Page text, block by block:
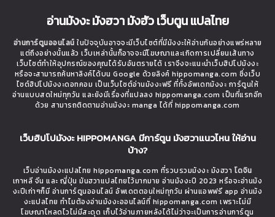
อ่านมังงะ มังฮวา มังฮัว เว็บตูน แปลไทย
อ่านการ์ตูนออนไลน์ ในปัจจุบันอาจจะมีเว็บไซต์ที่มีมังงะให้อ่านกันอย่างแพร่หลาย
แต่ถึงอย่างนั้นแล้ว เว็บเหล่านั้นก็อาจจะมีโฆษณาและเกิดการเปลี่ยนเส้นทาง
เว็บไซต์ทำให้อุปกรณ์ของคุณได้รับอันตรายได้ เราจึงจะแนะนำเว็บฮิปโปมังงะ
หรือจะสามารถค้นหาลิงค์ได้บน Google ด้วยลิงค์ hippomanga.com ซึ่งเว็บ
ไซต์ฮิปโปมังงะดอทคอม เป็นเว็บไซต์อ่านมังงะฟรี ที่ทั้งอัพเดทมังงะ การ์ตูนให้
อ่านแบบสดใหม่ทุกวัน และยังมีเรื่องที่แปลลง hippomanga.com เป็นที่แรกอีก
ด้วย สามารถติดตามอ่านมังงะ manga ได้ที่ hippomanga.com
เว็บฮิปโปมังงะ HIPPOMANGA มีการ์ตูน มังฮวาแนวไหน ให้อ่าน
บ้าง?
เว็บอ่านมังงะแปลไทย hippomanga.com ที่รวบรวมมังงะ มังฮวา โดจิน
เกาหลี จีน และ ญี่ปุ่น มันฮวาแปลไทยไว้มากมาย อ่านมังงะปี 2023 หรือจะอ่านมัง
งะปีเก่าๆก็มี อ่านการ์ตูนออนไลน์ อัพเดตตอนใหม่ทุกวัน ผ่านแอพฟรี app อ่านมัง
งะแปลไทย ทำไมต้องอ่านมังงะออนไลน์ที่ hippomanga.com เพราะไม่มี
โฆษณาโหลดไวไม่มีสะดุด เก็บไว้อ่านภายหลังได้ไม่ว่าจะเป็นการอ่านการ์ตูน